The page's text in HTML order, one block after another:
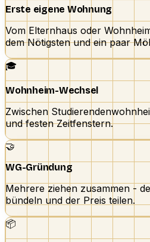
Erste eigene Wohnung
Vom Elternhaus oder
dem Nötigsten und ein paar
🎓
Wohnheim-Wechsel
Zwischen
und festen Zeitfenstern.
🤝
WG-Gründung
Mehrere ziehen zusammen -
bündeln und der Preis teilen.
📦